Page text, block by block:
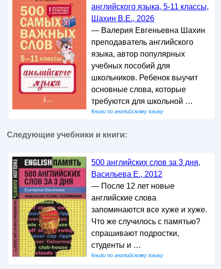
английского языка, 5-11 классы,
Шахин В.Е., 2026
— Валерия Евгеньевна Шахин
преподаватель английского
языка, автор популярных
учебных пособий для
школьников. Ребенок выучит
основные слова, которые
требуются для школьной …
Книги по английскому языку
Следующие учебники и книги:
500 английских слов за 3 дня,
Васильева Е., 2012
— После 12 лет новые
английские слова
запоминаются все хуже и хуже.
Что же случилось с памятью?
спрашивают подростки,
студенты и …
Книги по английскому языку